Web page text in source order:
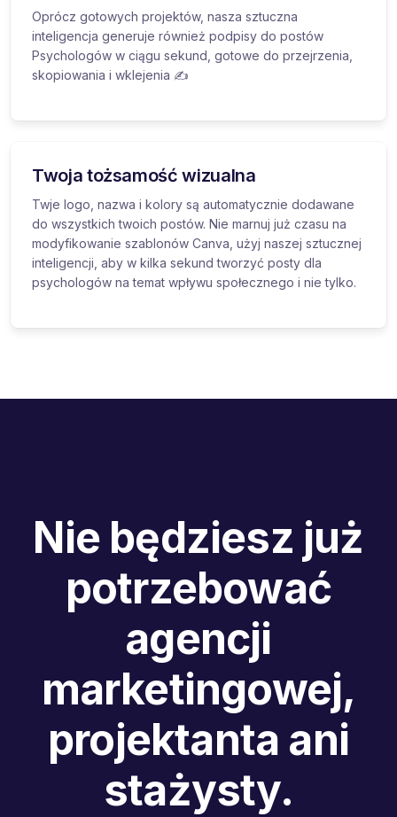
Oprócz gotowych projektów, nasza sztuczna
inteligencja generuje również podpisy do postów
Psychologów w ciągu sekund, gotowe do przejrzenia,
skopiowania i wklejenia ✍️
Twoja tożsamość wizualna
Twje logo, nazwa i kolory są automatycznie dodawane
do wszystkich twoich postów. Nie marnuj już czasu na
modyfikowanie szablonów Canva, użyj naszej sztucznej
inteligencji, aby w kilka sekund tworzyć posty dla
psychologów na temat wpływu społecznego i nie tylko.
Nie będziesz już
potrzebować
agencji
marketingowej,
projektanta ani
stażysty.